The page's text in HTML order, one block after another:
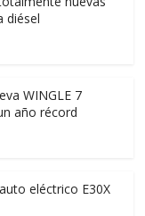
diésel
WINGLE 7
año récord
eléctrico E30X